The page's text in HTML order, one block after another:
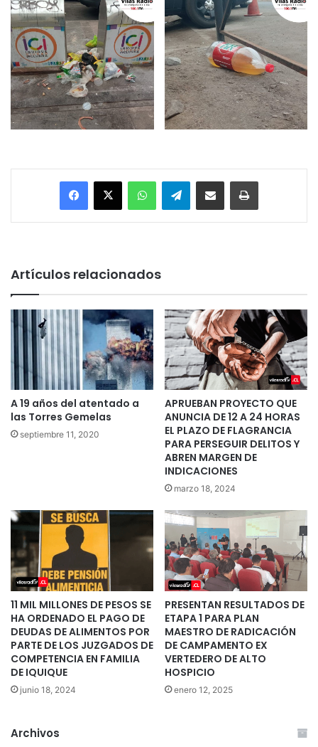
Facebook
X WhatsAppTelegramEnviar vía email Imprimir
Artículos relacionados
A 19 años del atentado a
las Torres Gemelas
septiembre 11, 2020
APRUEBAN PROYECTO QUE
ANUNCIA DE 12 A 24 HORAS
EL PLAZO DE FLAGRANCIA
PARA PERSEGUIR DELITOS Y
ABREN MARGEN DE
INDICACIONES
marzo 18, 2024
11 MIL MILLONES DE PESOS SE
HA ORDENADO EL PAGO DE
DEUDAS DE ALIMENTOS POR
PARTE DE LOS JUZGADOS DE
COMPETENCIA EN FAMILIA
DE IQUIQUE
junio 18, 2024
PRESENTAN RESULTADOS DE
ETAPA 1 PARA PLAN
MAESTRO DE RADICACIÓN
DE CAMPAMENTO EX
VERTEDERO DE ALTO
HOSPICIO
enero 12, 2025
Archivos